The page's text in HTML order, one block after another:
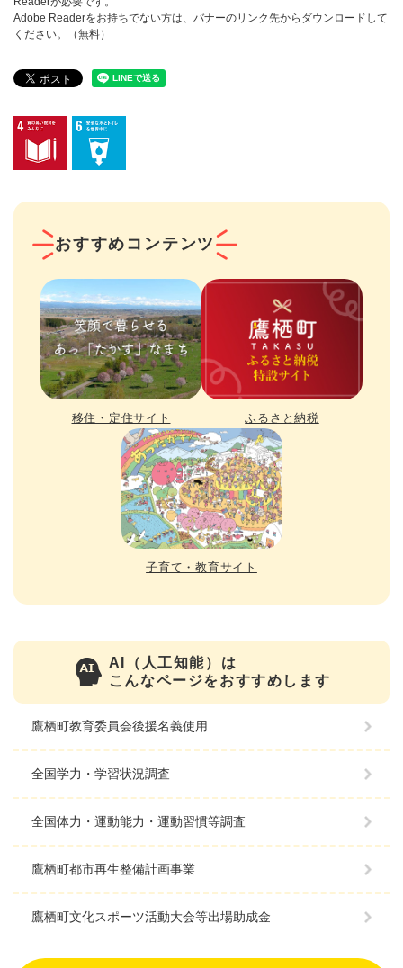
Adobe Readerをお持ちでない方は、バナーのリンク先からダウンロードして
ください。（無料）
おすすめコンテンツ
移住・定住サイト ふるさと納税
子育て・教育サイト
AI（人工知能）は
こんなページをおすすめします
鷹栖町教育委員会後援名義使用
全国学力・学習状況調査
全国体力・運動能力・運動習慣等調査
鷹栖町都市再生整備計画事業
鷹栖町文化スポーツ活動大会等出場助成金